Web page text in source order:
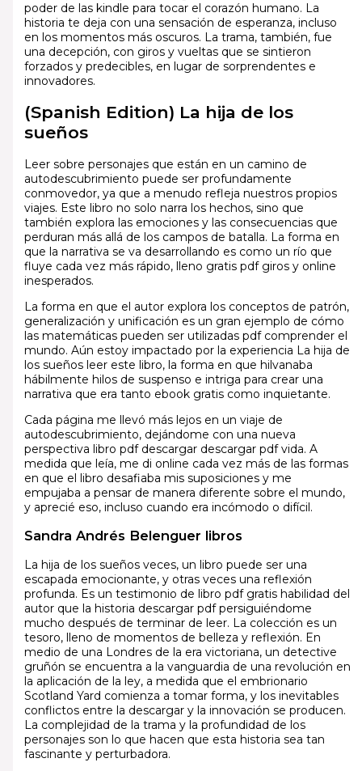
poder de las kindle para tocar el corazón humano. La
historia te deja con una sensación de esperanza, incluso
en los momentos más oscuros. La trama, también, fue
una decepción, con giros y vueltas que se sintieron
forzados y predecibles, en lugar de sorprendentes e
innovadores.
(Spanish Edition) La hija de los
sueños
Leer sobre personajes que están en un camino de
autodescubrimiento puede ser profundamente
conmovedor, ya que a menudo refleja nuestros propios
viajes. Este libro no solo narra los hechos, sino que
también explora las emociones y las consecuencias que
perduran más allá de los campos de batalla. La forma en
que la narrativa se va desarrollando es como un río que
fluye cada vez más rápido, lleno gratis pdf giros y online
inesperados.
La forma en que el autor explora los conceptos de patrón,
generalización y unificación es un gran ejemplo de cómo
las matemáticas pueden ser utilizadas pdf comprender el
mundo. Aún estoy impactado por la experiencia La hija de
los sueños leer este libro, la forma en que hilvanaba
hábilmente hilos de suspenso e intriga para crear una
narrativa que era tanto ebook gratis como inquietante.
Cada página me llevó más lejos en un viaje de
autodescubrimiento, dejándome con una nueva
perspectiva libro pdf descargar descargar pdf vida. A
medida que leía, me di online cada vez más de las formas
en que el libro desafiaba mis suposiciones y me
empujaba a pensar de manera diferente sobre el mundo,
y aprecié eso, incluso cuando era incómodo o difícil.
Sandra Andrés Belenguer libros
La hija de los sueños veces, un libro puede ser una
escapada emocionante, y otras veces una reflexión
profunda. Es un testimonio de libro pdf gratis habilidad del
autor que la historia descargar pdf persiguiéndome
mucho después de terminar de leer. La colección es un
tesoro, lleno de momentos de belleza y reflexión. En
medio de una Londres de la era victoriana, un detective
gruñón se encuentra a la vanguardia de una revolución en
la aplicación de la ley, a medida que el embrionario
Scotland Yard comienza a tomar forma, y los inevitables
conflictos entre la descargar y la innovación se producen.
La complejidad de la trama y la profundidad de los
personajes son lo que hacen que esta historia sea tan
fascinante y perturbadora.